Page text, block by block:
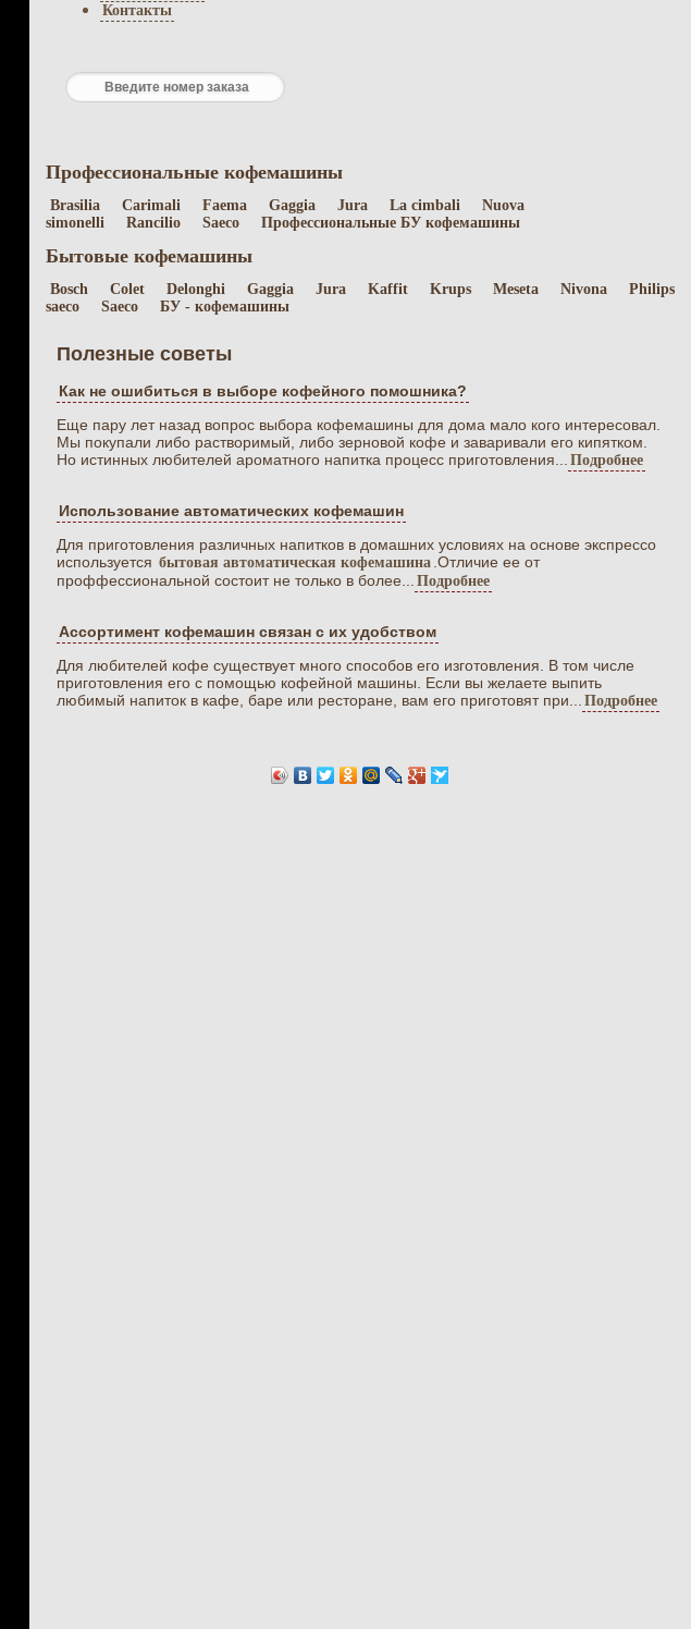
Контакты
Профессиональные кофемашины
Brasilia Carimali Faema Gaggia Jura La cimbali
Nuova
simonelli
Rancilio Saeco Профессиональные БУ кофемашины
Бытовые кофемашины
Bosch Colet Delonghi Gaggia Jura Kaffit Krups Meseta Nivona
Philips
saeco
Saeco БУ - кофемашины
Полезные советы
Как не ошибиться в выборе кофейного помошника?
Еще пару лет назад вопрос выбора кофемашины для дома мало кого интересовал.
Мы покупали либо растворимый, либо зерновой кофе и заваривали его кипятком.
Но истинных любителей ароматного напитка процесс приготовления...
Подробнее
Использование автоматических кофемашин
Для приготовления различных напитков в домашних условиях на основе экспрессо
используется бытовая автоматическая кофемашина .Отличие ее от
проффессиональной состоит не только в более...
Подробнее
Ассортимент кофемашин связан с их удобством
Для любителей кофе существует много способов его изготовления. В том числе
приготовления его с помощью кофейной машины. Если вы желаете выпить
любимый напиток в кафе, баре или ресторане, вам его приготовят при...
Подробнее